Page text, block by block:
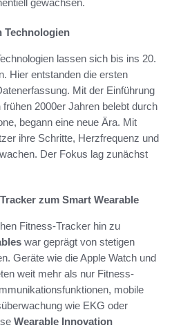
Technologien
lassen sich bis ins 20.
Hier entstanden die ersten
Mit der Einführung
2000er Jahren belebt durch
begann eine neue Ära. Mit
ihre Schritte, Herzfrequenz und
Der Fokus lag zunächst
zum Smart Wearable
Fitness-Tracker hin zu
war geprägt von stetigen
Geräte wie die Apple Watch und
weit mehr als nur Fitness-
mobile
wie EKG oder
Wearable Innovation